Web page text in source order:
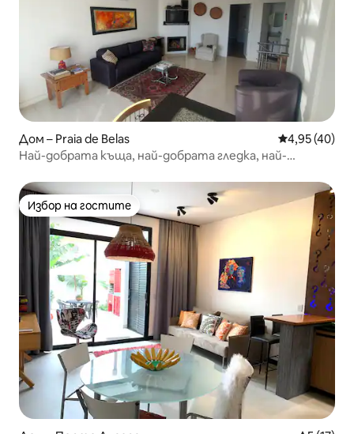
Дом – Praia de Belas Средна
4,95 (40)
Най-добрата къща, най-добрата гледка, най-
Избор на гостите
Избор на гостите